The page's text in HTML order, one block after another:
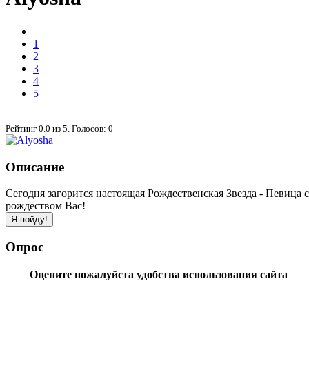
1
2
3
4
5
Рейтинг 0.0 из 5 . Голосов: 0
Описание
Сегодня загорится настоящая Рождественская Звезда -
рождеством Вас!
Опрос
Оцените пожалуйста удобства использования сайта